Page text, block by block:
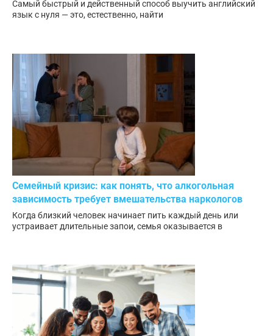
Самый быстрый и действенный способ выучить английский
язык с нуля — это, естественно, найти
Семейный кризис: как понять, что алкогольная
зависимость требует вмешательства наркологов
Когда близкий человек начинает пить каждый день или
устраивает длительные запои, семья оказывается в